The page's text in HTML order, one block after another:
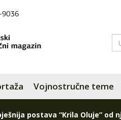
Vojnostručne teme
postava “Krila Oluje” od